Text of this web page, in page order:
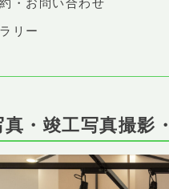
リー
・竣工写真撮影